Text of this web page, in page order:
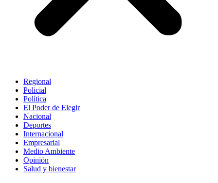
Regional
Policial
Política
El Poder de Elegir
Nacional
Deportes
Internacional
Empresarial
Medio Ambiente
Opinión
Salud y bienestar